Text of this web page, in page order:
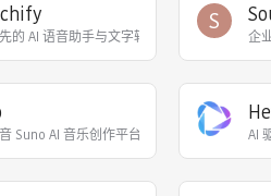
曲中的声音与音乐分离，生成卡拉 OK 伴奏
的 AI 语音助手与文字转语音平台。用户可
S
企
球首款音乐推理大模型Mureka O1 及V8模
Suno AI 音乐创作平台，依托Suno核心模AI